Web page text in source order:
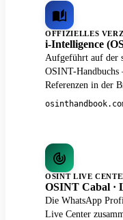
OFFIZIELLES
i-Intelligence
Aufgeführt auf der
OSINT-Handbuchs
Referenzen in der
OSINT LIVE
OSINT Cabal ·
Die WhatsApp
Live Center